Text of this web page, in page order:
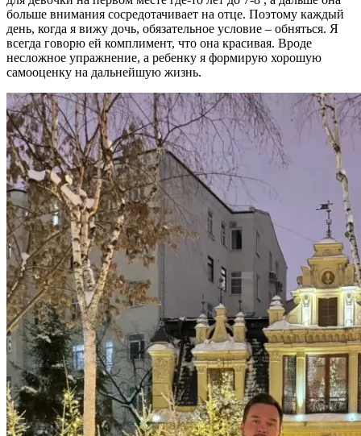
больше внимания сосредотачивает на отце. Поэтому каждый
день, когда я вижу дочь, обязательное условие – обняться. Я
всегда говорю ей комплимент, что она красивая. Вроде
несложное упражнение, а ребенку я формирую хорошую
самооценку на дальнейшую жизнь.